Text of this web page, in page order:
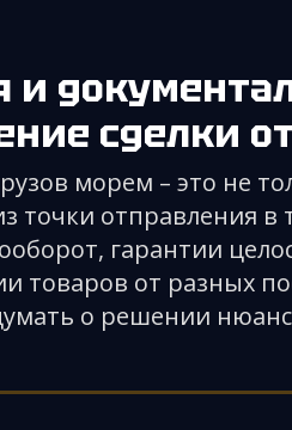
сделки
морем – это не
точки отправления
гарантии
товаров от разных
о решении